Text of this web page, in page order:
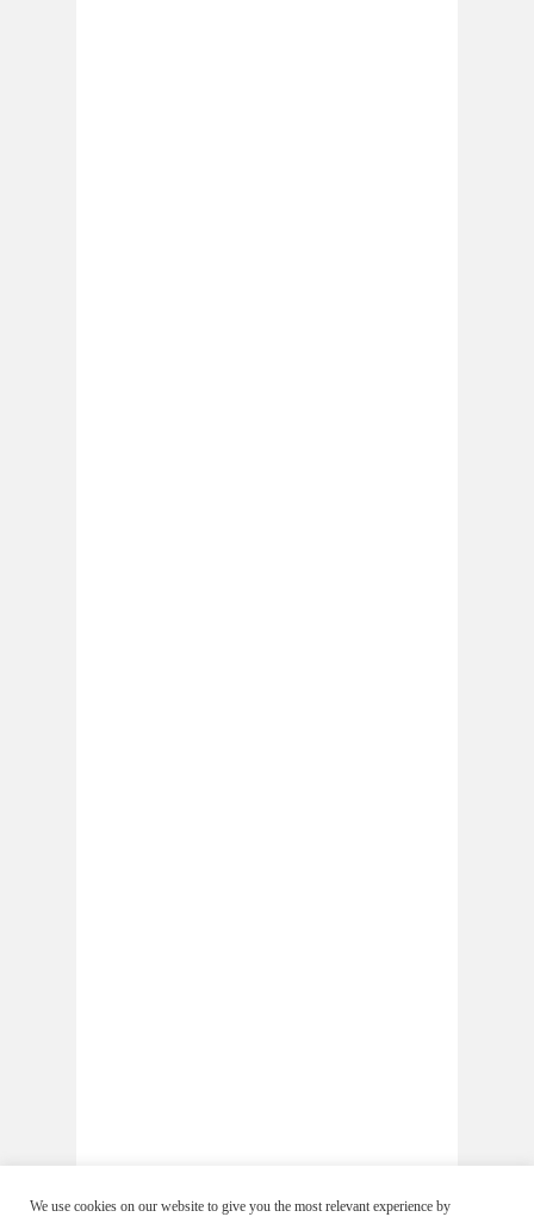
We use cookies on our website to give you the most relevant experience by